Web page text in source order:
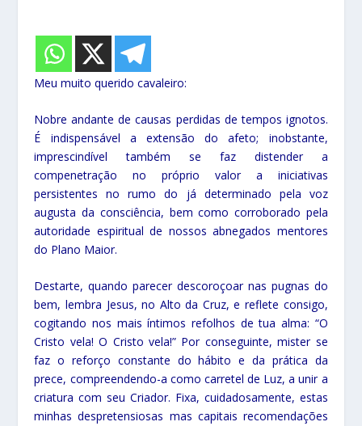
Meu muito querido cavaleiro:
Nobre andante de causas perdidas de tempos ignotos.
É indispensável a extensão do afeto; inobstante,
imprescindível também se faz distender a
compenetração no próprio valor a iniciativas
persistentes no rumo do já determinado pela voz
augusta da consciência, bem como corroborado pela
autoridade espiritual de nossos abnegados mentores
do Plano Maior.
Destarte, quando parecer descoroçoar nas pugnas do
bem, lembra Jesus, no Alto da Cruz, e reflete consigo,
cogitando nos mais íntimos refolhos de tua alma: “O
Cristo vela! O Cristo vela!” Por conseguinte, mister se
faz o reforço constante do hábito e da prática da
prece, compreendendo-a como carretel de Luz, a unir a
criatura com seu Criador. Fixa, cuidadosamente, estas
minhas despretensiosas mas capitais recomendações